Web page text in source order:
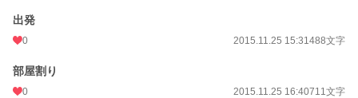
年間ポイント
累計ポイント
出発
0 2015.11.25 15:31488文字
部屋割り
0 2015.11.25 16:40711文字